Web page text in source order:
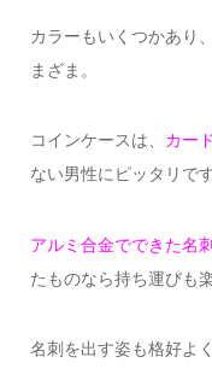
カラーもいくつかあり
まざま。
コインケースは、 カー
ない男性にピッタリです
アルミ合金でできた名
たものなら持ち運びも
名刺を出す姿も格好よ